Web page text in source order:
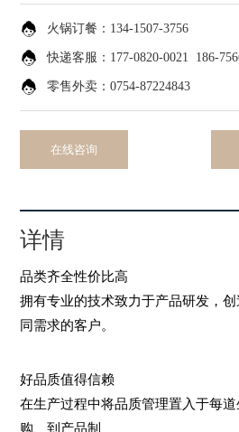
火锅订餐 ：134-1507-3756
快递客服 ：177-0820-0021 186-
零售外卖 ：0754-87224843
在线咨询
详情
品类齐全性价比高
拥有专业的技术致力于产品研发，
同需求的客户。
好品质值得信赖
在生产过程中将品质管理置入于每
购、到产品制